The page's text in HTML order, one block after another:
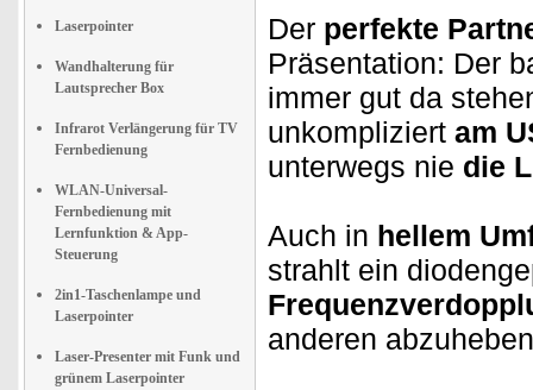
Laserpointer
Wandhalterung für
Lautsprecher Box
Infrarot Verlängerung für TV
Fernbedienung
WLAN-Universal-
Fernbedienung mit
Lernfunktion & App-
Steuerung
2in1-Taschenlampe und
Laserpointer
Laser-Presenter mit Funk und
grünem Laserpointer
Der perfekte
Präsentation: Der
immer gut da
unkompliziert am
unterwegs nie die
Auch in hellem
strahlt ein
anderen